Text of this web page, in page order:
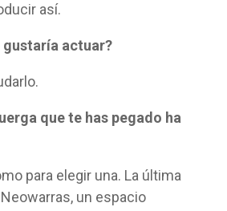
así.
gustaría actuar?
que te has pegado ha
para elegir una. La última
un espacio